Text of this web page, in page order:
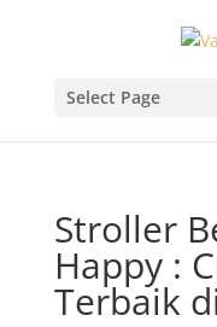
Select Page
Stroller
Happy :
Terbaik